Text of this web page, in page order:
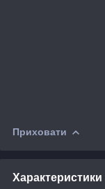
Приховати
Характеристики